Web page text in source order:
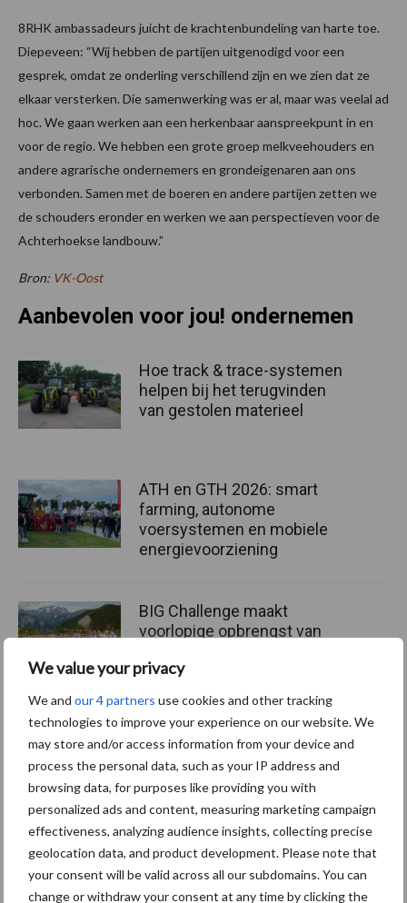
We value your privacy
We and our 4 partners use cookies and other tracking
technologies to improve your experience on our website. We
may store and/or access information from your device and
process the personal data, such as your IP address and
browsing data, for purposes like providing you with
personalized ads and content, measuring marketing campaign
effectiveness, analyzing audience insights, collecting precise
geolocation data, and product development. Please note that
your consent will be valid across all our subdomains. You can
change or withdraw your consent at any time by clicking the
8RHK ambassadeurs juicht de krachtenbundeling van harte toe.
Diepeveen: “Wij hebben de partijen uitgenodigd voor een
gesprek, omdat ze onderling verschillend zijn en we zien dat ze
elkaar versterken. Die samenwerking was er al, maar was veelal ad
hoc. We gaan werken aan een herkenbaar aanspreekpunt in en
voor de regio. We hebben een grote groep melkveehouders en
andere agrarische ondernemers en grondeigenaren aan ons
verbonden. Samen met de boeren en andere partijen zetten we
de schouders eronder en werken we aan perspectieven voor de
Achterhoekse landbouw.”
Bron: VK-Oost
Aanbevolen voor jou! ondernemen
Hoe track & trace-systemen
helpen bij het terugvinden
van gestolen materieel
ATH en GTH 2026: smart
farming, autonome
voersystemen en mobiele
energievoorziening
BIG Challenge maakt
voorlopige opbrengst van
bekend
Themapagina's
Machines Duurzaamheid